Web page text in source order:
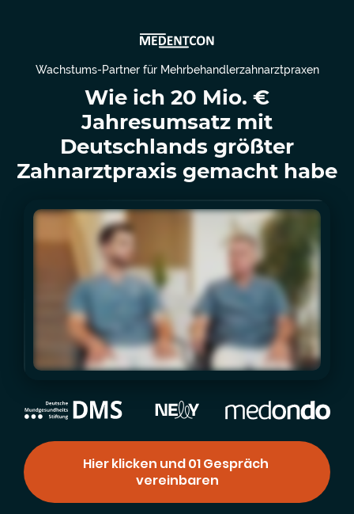
Wachstums-Partner für Mehrbehandlerzahnarztpraxen
Wie ich 20 Mio. €
Jahresumsatz mit
Deutschlands größter
Zahnarztpraxis gemacht habe
Hier klicken und 01 Gespräch
vereinbaren